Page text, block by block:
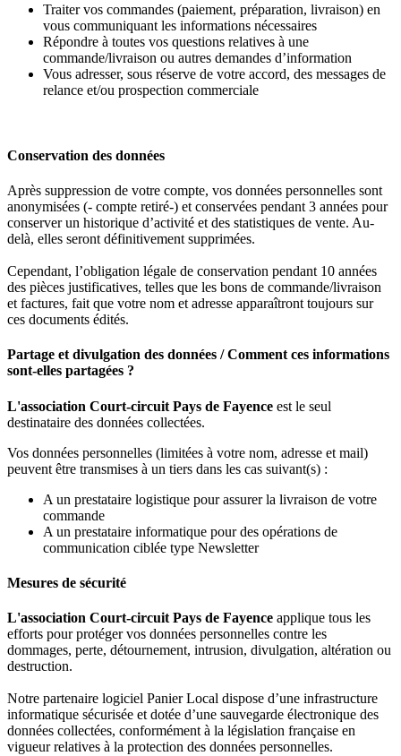
Traiter vos commandes (paiement, préparation, livraison) en
vous communiquant les informations nécessaires
Répondre à toutes vos questions relatives à une
commande/livraison ou autres demandes d’information
Vous adresser, sous réserve de votre accord, des messages de
relance et/ou prospection commerciale
Conservation des données
Après suppression de votre compte, vos données personnelles sont
anonymisées (- compte retiré-) et conservées pendant 3 années pour
conserver un historique d’activité et des statistiques de vente. Au-
delà, elles seront définitivement supprimées.
Cependant, l’obligation légale de conservation pendant 10 années
des pièces justificatives, telles que les bons de commande/livraison
et factures, fait que votre nom et adresse apparaîtront toujours sur
ces documents édités.
Partage et divulgation des données / Comment ces informations
sont-elles partagées ?
L'association Court-circuit Pays de Fayence est le seul
destinataire des données collectées.
Vos données personnelles (limitées à votre nom, adresse et mail)
peuvent être transmises à un tiers dans les cas suivant(s) :
A un prestataire logistique pour assurer la livraison de votre
commande
A un prestataire informatique pour des opérations de
communication ciblée type Newsletter
Mesures de sécurité
L'association Court-circuit Pays de Fayence applique tous les
efforts pour protéger vos données personnelles contre les
dommages, perte, détournement, intrusion, divulgation, altération ou
destruction.
Notre partenaire logiciel Panier Local dispose d’une infrastructure
informatique sécurisée et dotée d’une sauvegarde électronique des
données collectées, conformément à la législation française en
vigueur relatives à la protection des données personnelles.